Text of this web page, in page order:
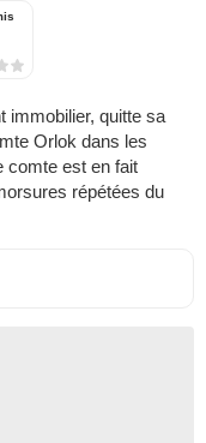
immobilier, quitte sa
Orlok dans les
comte est en fait
répétées du